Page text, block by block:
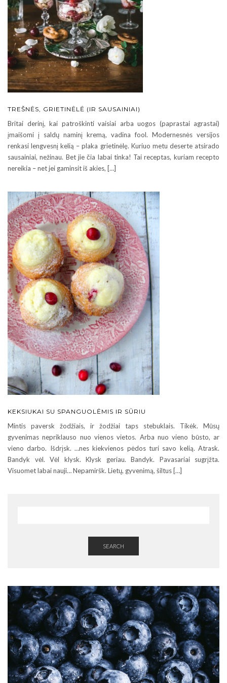
TREŠNĖS, GRIETINĖLĖ (IR SAUSAINIAI)
Britai derinį, kai patroškinti vaisiai arba uogos (paprastai agrastai)
įmaišomi į saldų naminį kremą, vadina fool. Modernesnės versijos
renkasi lengvesnį kelią – plaka grietinėlę. Kuriuo metu deserte atsirado
sausainiai, nežinau. Bet jie čia labai tinka! Tai receptas, kuriam recepto
nereikia – net jei gaminsit iš akies, […]
KEKSIUKAI SU SPANGUOLĖMIS IR SŪRIU
Mintis paversk žodžiais, ir žodžiai taps stebuklais. Tikėk. Mūsų
gyvenimas nepriklauso nuo vienos vietos. Arba nuo vieno būsto, ar
vieno darbo. Išdrįsk. …nes kiekvienos pėdos turi savo kelią. Atrask.
Bandyk vėl. Vėl klysk. Klysk geriau. Bandyk. Pavasariai sugrįžta.
Visuomet labai nauji… Nepamiršk. Lietų, gyvenimą, šiltus […]
SEARCH